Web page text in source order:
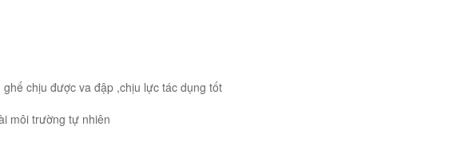
chịu được va đập ,chịu lực tác dụng tốt
môi trường tự nhiên